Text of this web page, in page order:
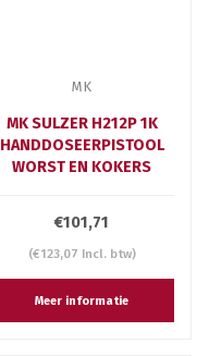
MK
MK SULZER H212P 1K
HANDDOSEERPISTOOL
WORST EN KOKERS
€101,71
(€123,07 Incl. btw)
Meer informatie